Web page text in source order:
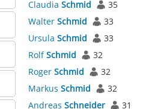
Claudia Schmid
35
Walter Schmid
33
Ursula Schmid
33
RolfSchmid
32
Roger Schmid
32
Markus Schmid
32
Andreas Schneider
31